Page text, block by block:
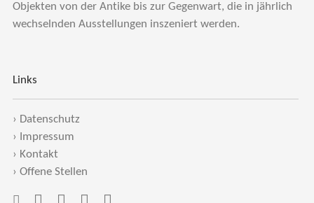
Objekten von der Antike bis zur Gegenwart, die in jährlich
wechselnden Ausstellungen inszeniert werden.
Links
› Datenschutz
›
Impressum
› Kontakt
› Offene Stellen